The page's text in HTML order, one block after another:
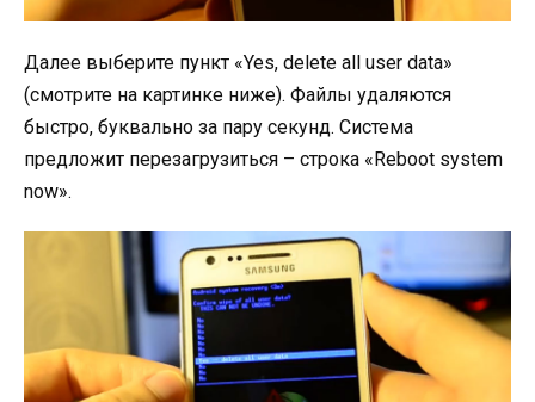
Далее выберите пункт «Yes, delete all user data»
(смотрите на картинке ниже). Файлы удаляются
быстро, буквально за пару секунд. Система
предложит перезагрузиться – строка «Reboot system
now».